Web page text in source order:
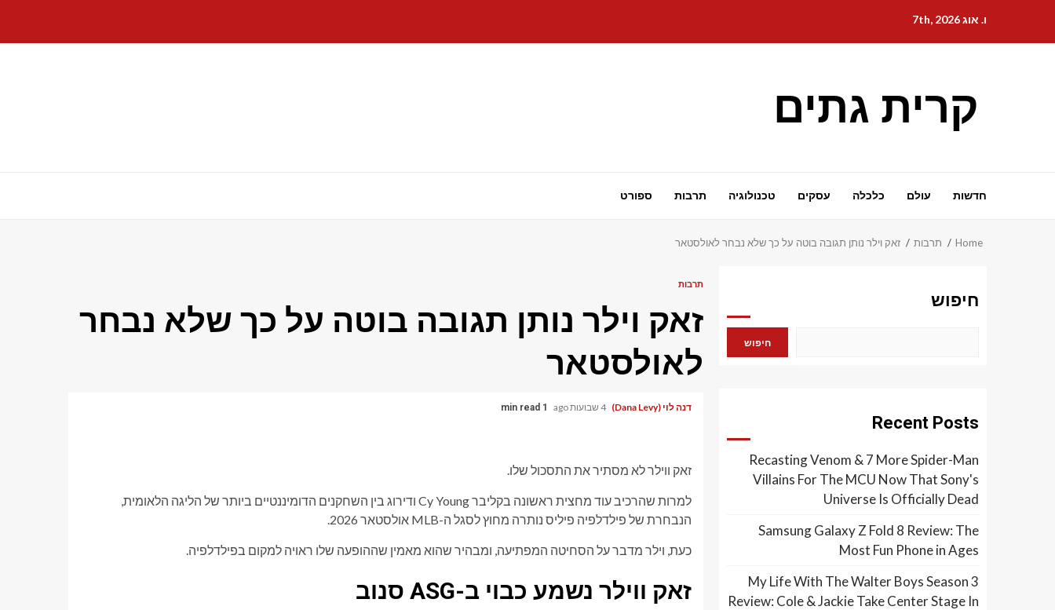
content
ו. אוג 7th, 2026
קרית גתים
חדשות עולם כלכלה עסקים טכנולוגיה תרבות ספורט
Home תרבות זאק וילר נותן תגובה בוטה על כך שלא נבחר לאולסטאר
תרבות
זאק וילר נותן תגובה בוטה על כך שלא נבחר
לאולסטאר
דנה לוי (Dana Levy) 4 שבועות ago 1 min read
זאק ווילר לא מסתיר את התסכול שלו.
למרות שהרכיב עוד מחצית ראשונה בקליבר Cy Young ודירוג בין השחקנים הדומיננטיים ביותר של הליגה הלאומית,
הנבחרת של פילדלפיה פיליס נותרה מחוץ לסגל ה-MLB אולסטאר 2026.
כעת, וילר מדבר על הסחיטה המפתיעה, ומבהיר שהוא מאמין שההופעה שלו ראויה למקום בפילדלפיה.
זאק ווילר נשמע כבוי ב-ASG סנוב
חיפוש
חיפוש
Recent Posts
Recasting Venom & 7 More Spider-Man
Villains For The MCU Now That Sony's
Universe Is Officially Dead
Samsung Galaxy Z Fold 8 Review: The
Most Fun Phone in Ages
My Life With The Walter Boys Season 3
Review: Cole & Jackie Take Center Stage In